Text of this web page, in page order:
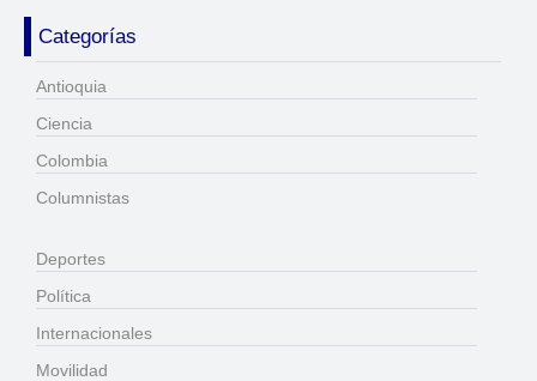
Categorías
Antioquia
Ciencia
Colombia
Columnistas
Deportes
Política
Internacionales
Movilidad